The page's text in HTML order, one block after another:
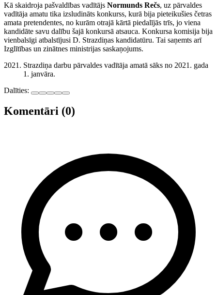
Kā skaidroja pašvaldības vadītājs Normunds Rečs, uz pārvaldes
vadītāja amatu tika izsludināts konkurss, kurā bija pieteikušies četras
amata pretendentes, no kurām otrajā kārtā piedalījās trīs, jo viena
kandidāte savu dalību šajā konkursā atsauca. Konkursa komisija bija
vienbalsīgi atbalstījusi D. Strazdiņas kandidatūru. Tai saņemts arī
Izglītības un zinātnes ministrijas saskaņojums.
Strazdiņa darbu pārvaldes vadītāja amatā sāks no 2021. gada
1. janvāra.
Dalīties:
Komentāri (0)